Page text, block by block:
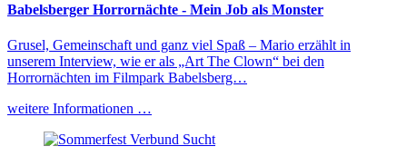
Babelsberger Horrornächte - Mein Job als Monster
Grusel, Gemeinschaft und ganz viel Spaß – Mario erzählt in
unserem Interview, wie er als „Art The Clown“ bei den
Horrornächten im Filmpark Babelsberg…
weitere Informationen …